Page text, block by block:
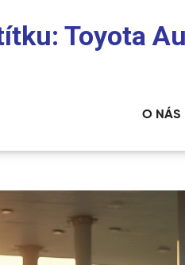
Toyota
O NÁS